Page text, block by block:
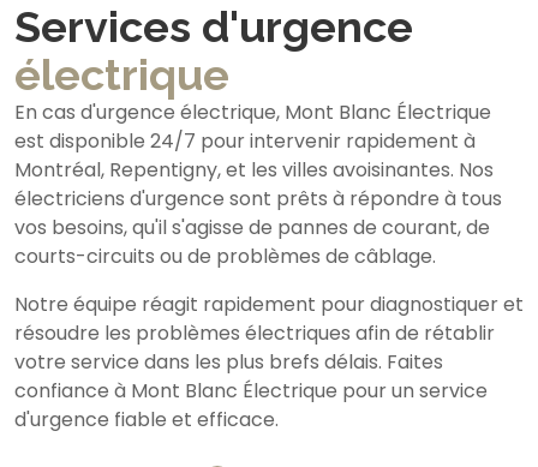
Services d'urgence
électrique
En cas d'urgence électrique, Mont Blanc Électrique
est disponible 24/7 pour intervenir rapidement à
Montréal, Repentigny, et les villes avoisinantes. Nos
électriciens d'urgence sont prêts à répondre à tous
vos besoins, qu'il s'agisse de pannes de courant, de
courts-circuits ou de problèmes de câblage.
Notre équipe réagit rapidement pour diagnostiquer et
résoudre les problèmes électriques afin de rétablir
votre service dans les plus brefs délais. Faites
confiance à Mont Blanc Électrique pour un service
d'urgence fiable et efficace.